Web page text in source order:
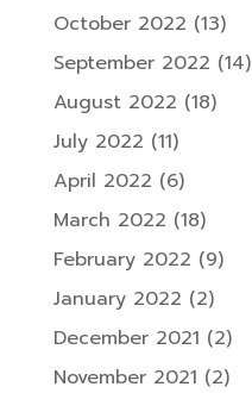
October 2022 (13)
September 2022 (14)
August 2022 (18)
July 2022 (11)
April 2022 (6)
March 2022 (18)
February 2022 (9)
January 2022 (2)
December 2021 (2)
November 2021 (2)